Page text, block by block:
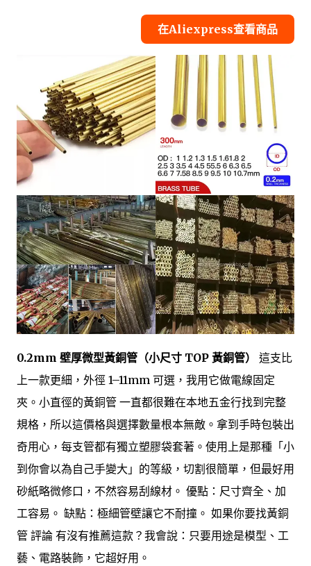
在Aliexpress查看商品
0.2mm 壁厚微型黃銅管（小尺寸 TOP 黃銅管）
這支比
上一款更細，外徑 1–11mm 可選，我用它做電線固定
夾。小直徑的黃銅管 一直都很難在本地五金行找到完整
規格，所以這價格與選擇數量根本無敵。拿到手時包裝出
奇用心，每支管都有獨立塑膠袋套著。使用上是那種「小
到你會以為自己手變大」的等級，切割很簡單，但最好用
砂紙略微修口，不然容易刮線材。 優點：尺寸齊全、加
工容易。 缺點：極細管壁讓它不耐撞。 如果你要找黃銅
管 評論 有沒有推薦這款？我會說：只要用途是模型、工
藝、電路裝飾，它超好用。